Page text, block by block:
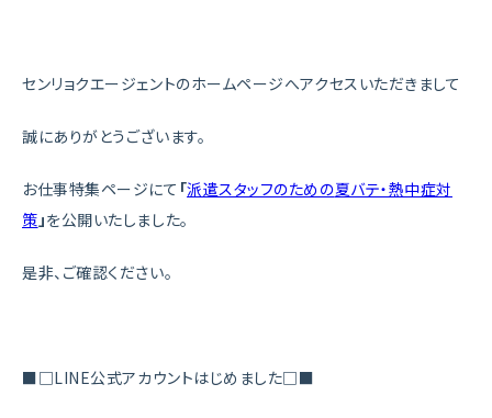
センリョクエージェントのホームページへアクセスいただきまして
誠にありがとうございます。
お仕事特集ページにて 「派遣スタッフのための夏バテ・熱中症対
策」を公開いたしました。
是非、ご確認ください。
■□LINE公式アカウントはじめました□■